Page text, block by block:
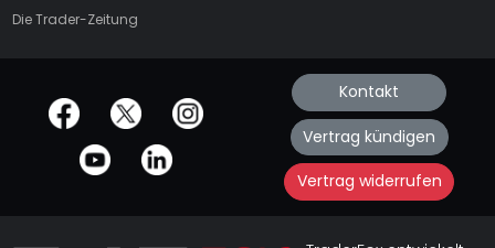
Die Trader-Zeitung
offizielle Social Media-Accounts Kontakt
Vertrag kündigen
Vertrag widerrufen